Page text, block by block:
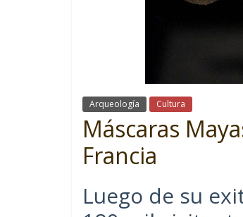
Arqueología Cultura
Máscaras
Francia
Luego de su